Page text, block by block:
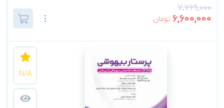
7,769,000
6,600,000 تومان
N/A